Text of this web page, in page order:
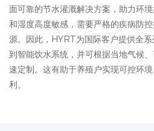
面可靠的节水灌溉解决方案，助力环
和湿度高度敏感，需要严格的疾病防
源。因此，HYRT为国际客户提供全
到智能饮水系统，并可根据当地气候
速定制。这有助于养殖户实现可控环
利。